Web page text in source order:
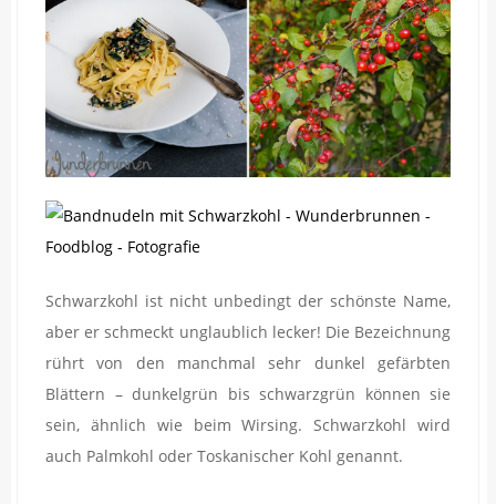
Schwarzkohl ist nicht unbedingt der schönste Name,
aber er schmeckt unglaublich lecker! Die Bezeichnung
rührt von den manchmal sehr dunkel gefärbten
Blättern – dunkelgrün bis schwarzgrün können sie
sein, ähnlich wie beim Wirsing. Schwarzkohl wird
auch Palmkohl oder Toskanischer Kohl genannt.